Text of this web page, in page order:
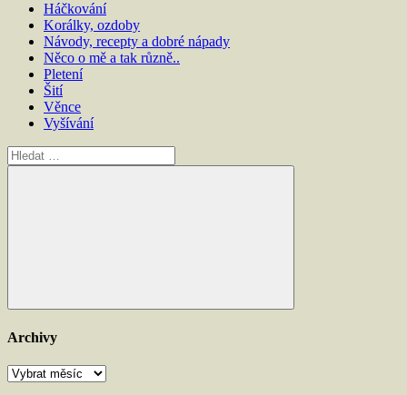
Háčkování
Korálky, ozdoby
Návody, recepty a dobré nápady
Něco o mě a tak různě..
Pletení
Šití
Věnce
Vyšívání
Hledat:
Hledat
Archivy
Archivy